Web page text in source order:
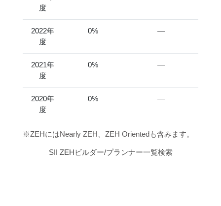
度
2022年
度
0% ―
2021年
度
0% ―
2020年
度
0% ―
※ZEHにはNearly ZEH、ZEH Orientedも含みます。
SII ZEHビルダー/プランナー一覧検索